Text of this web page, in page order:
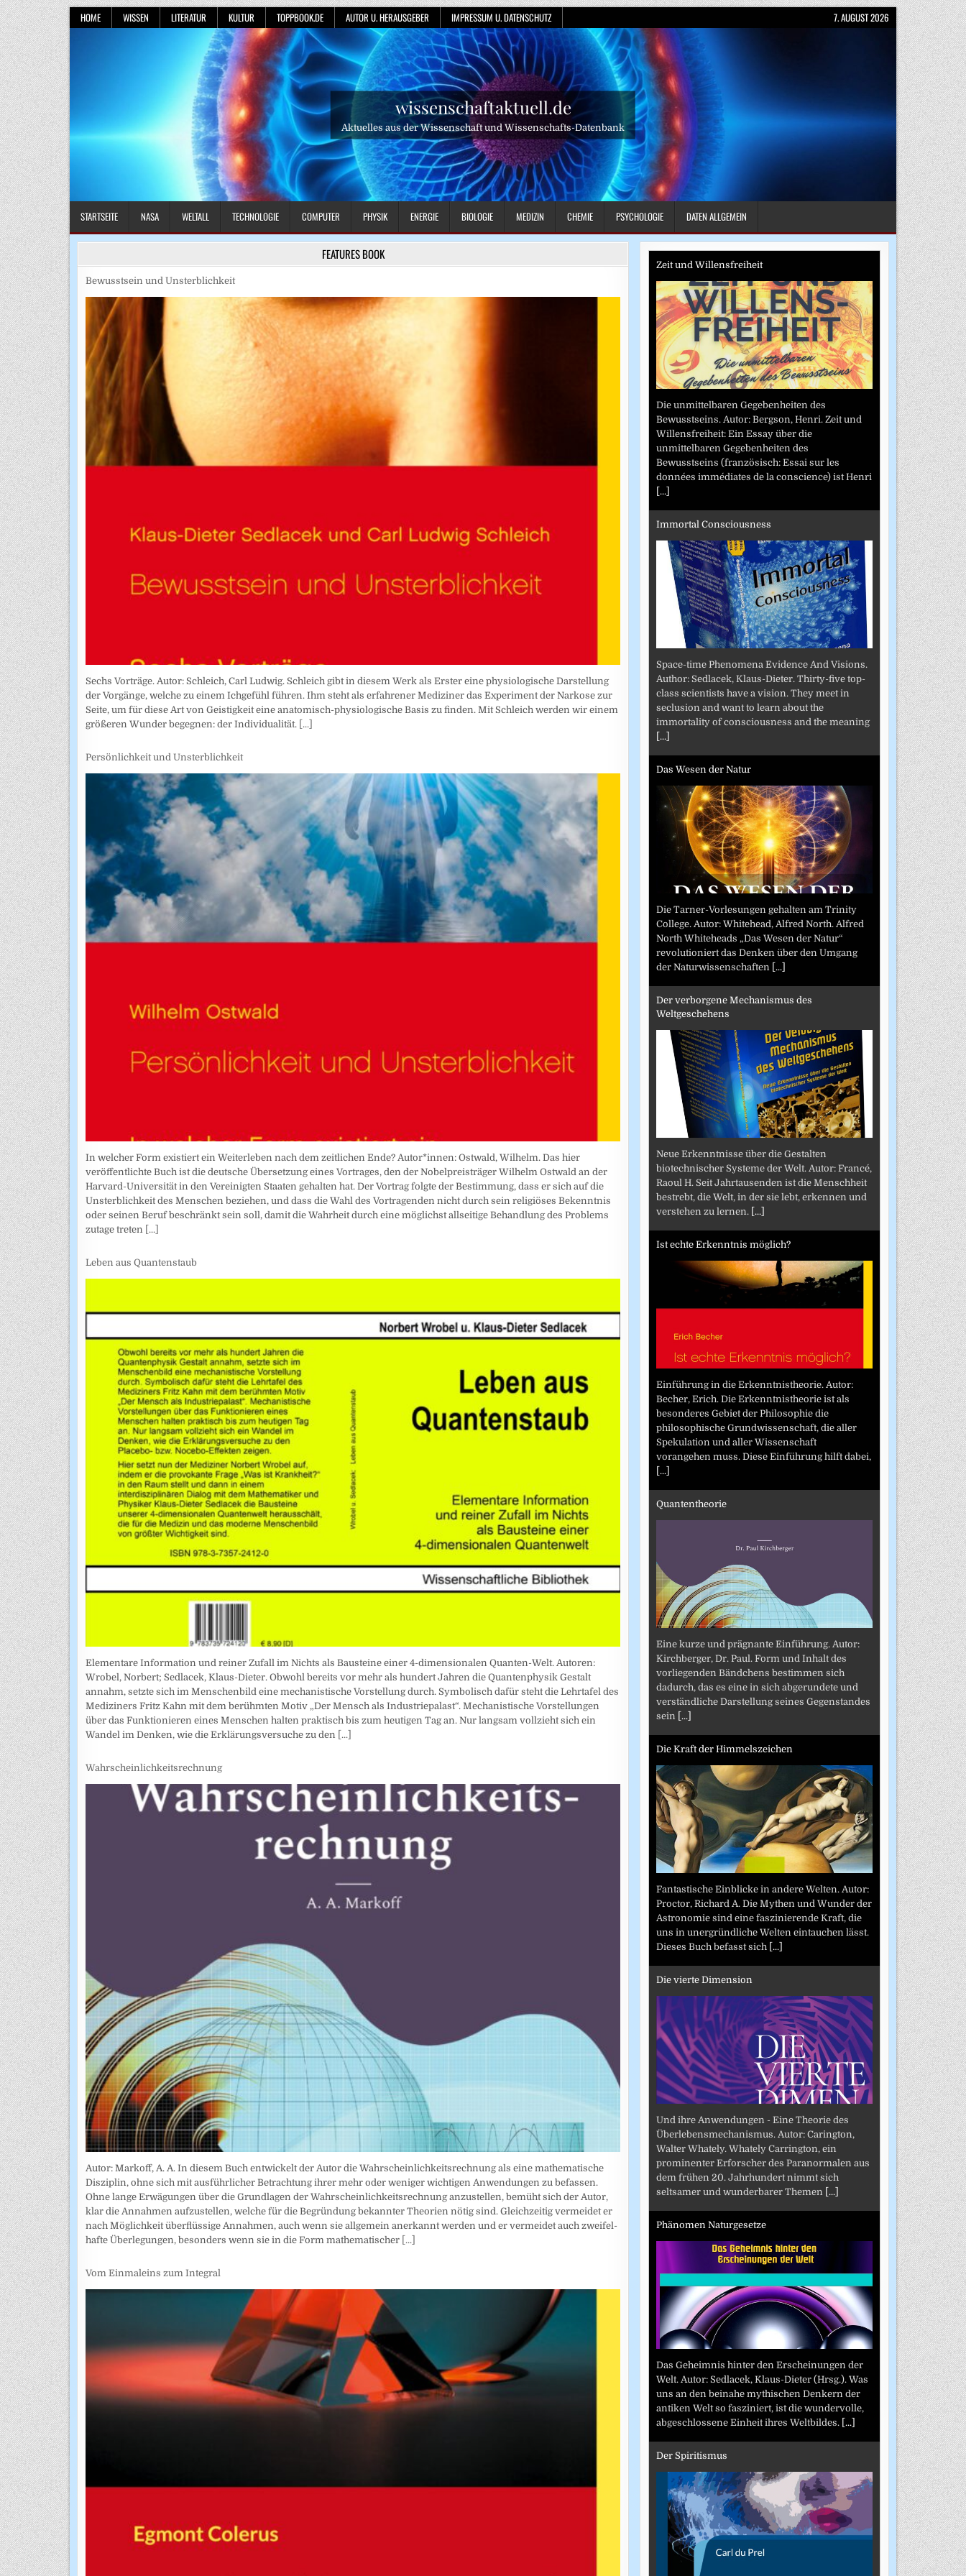
Skip
to
content
HOME WISSEN LITERATUR KULTUR TOPPBOOK.DE AUTOR U. HERAUSGEBER IMPRESSUM U. DATENSCHUTZ 7. AUGUST 2026
wissenschaftaktuell.de
Aktuelles aus der Wissenschaft und Wissenschafts-Datenbank
STARTSEITE NASA WELTALL TECHNOLOGIE COMPUTER PHYSIK ENERGIE BIOLOGIE MEDIZIN CHEMIE PSYCHOLOGIE DATEN ALLGEMEIN
FEATURES BOOK
Bewusstsein und Unsterblichkeit
Sechs Vorträge. Autor: Schleich, Carl Ludwig. Schleich gibt in diesem Werk als Erster eine physiologische Darstellung
der Vorgänge, welche zu einem Ichgefühl führen. Ihm steht als erfahrener Mediziner das Experiment der Narkose zur
Seite, um für diese Art von Geistigkeit eine anatomisch-physiologische Basis zu finden. Mit Schleich werden wir einem
größeren Wunder begegnen: der Individualität. [...]
Persönlichkeit und Unsterblichkeit
In welcher Form existiert ein Weiterleben nach dem zeitlichen Ende? Autor*innen: Ostwald, Wilhelm. Das hier
veröffentlichte Buch ist die deutsche Übersetzung eines Vortrages, den der Nobelpreisträger Wilhelm Ostwald an der
Harvard-Universität in den Vereinigten Staaten gehalten hat. Der Vortrag folgte der Bestimmung, dass er sich auf die
Unsterblichkeit des Menschen beziehen, und dass die Wahl des Vortragenden nicht durch sein religiöses Bekenntnis
oder seinen Beruf beschränkt sein soll, damit die Wahrheit durch eine möglichst allseitige Behandlung des Problems
zutage treten [...]
Leben aus Quantenstaub
Elementare Information und reiner Zufall im Nichts als Bausteine einer 4-dimensionalen Quanten-Welt. Autoren:
Wrobel, Norbert; Sedlacek, Klaus-Dieter. Obwohl bereits vor mehr als hundert Jahren die Quantenphysik Gestalt
annahm, setzte sich im Menschenbild eine mechanistische Vorstellung durch. Symbolisch dafür steht die Lehrtafel des
Mediziners Fritz Kahn mit dem berühmten Motiv „Der Mensch als Industriepalast“. Mechanistische Vorstellungen
über das Funktionieren eines Menschen halten praktisch bis zum heutigen Tag an. Nur langsam vollzieht sich ein
Wandel im Denken, wie die Erklärungsversuche zu den [...]
Wahrscheinlichkeitsrechnung
Autor: Markoff, A. A. In diesem Buch entwickelt der Autor die Wahrscheinlichkeitsrechnung als eine mathematische
Disziplin, ohne sich mit ausführlicher Betrachtung ihrer mehr oder weniger wichtigen Anwendungen zu befassen.
Ohne lange Erwägungen über die Grundlagen der Wahrscheinlich­keitsrechnung anzustellen, bemüht sich der Autor,
klar die Annahmen auf­zustellen, welche für die Begründung bekannter Theorien nötig sind. Gleichzeitig vermeidet er
nach Möglichkeit überflüssige Annahmen, auch wenn sie allgemein anerkannt werden und er vermeidet auch zweifel­
hafte Überlegungen, besonders wenn sie in die Form mathematischer [...]
Vom Einmaleins zum Integral
Zeit und Willensfreiheit
Die unmittelbaren Gegebenheiten des
Bewusstseins. Autor: Bergson, Henri. Zeit und
Willensfreiheit: Ein Essay über die
unmittelbaren Gegebenheiten des
Bewusstseins (französisch: Essai sur les
données immédiates de la conscience) ist Henri
[...]
Immortal Consciousness
Space-time Phenomena Evidence And Visions.
Author: Sedlacek, Klaus-Dieter. Thirty-five top-
class scientists have a vision. They meet in
seclusion and want to learn about the
immortality of consciousness and the meaning
[...]
Das Wesen der Natur
Die Tarner-Vorlesungen gehalten am Trinity
College. Autor: Whitehead, Alfred North. Alfred
North Whiteheads „Das Wesen der Natur“
revolutioniert das Denken über den Umgang
der Naturwissenschaften [...]
Der verborgene Mechanismus des
Weltgeschehens
Neue Erkenntnisse über die Gestalten
biotechnischer Systeme der Welt. Autor: Francé,
Raoul H. Seit Jahrtausenden ist die Menschheit
bestrebt, die Welt, in der sie lebt, erkennen und
verstehen zu lernen. [...]
Ist echte Erkenntnis möglich?
Einführung in die Erkenntnistheorie. Autor:
Becher, Erich. Die Erkenntnistheorie ist als
besonderes Gebiet der Philosophie die
philosophische Grundwissenschaft, die aller
Spekulation und aller Wissenschaft
vorangehen muss. Diese Einführung hilft dabei,
[...]
Quantentheorie
Eine kurze und prägnante Einführung. Autor:
Kirchberger, Dr. Paul. Form und Inhalt des
vorliegenden Bändchens bestimmen sich
dadurch, das es eine in sich abgerundete und
verständliche Darstellung seines Gegenstandes
sein [...]
Die Kraft der Himmelszeichen
Fantastische Einblicke in andere Welten. Autor:
Proctor, Richard A. Die Mythen und Wunder der
Astronomie sind eine faszinierende Kraft, die
uns in unergründliche Welten eintauchen lässt.
Dieses Buch befasst sich [...]
Die vierte Dimension
Und ihre Anwendungen - Eine Theorie des
Überlebensmechanismus. Autor: Carington,
Walter Whately. Whately Carrington, ein
prominenter Erforscher des Paranormalen aus
dem frühen 20. Jahrhundert nimmt sich
seltsamer und wunderbarer Themen [...]
Phänomen Naturgesetze
Das Geheimnis hinter den Erscheinungen der
Welt. Autor: Sedlacek, Klaus-Dieter (Hrsg.). Was
uns an den beinahe mythischen Denkern der
antiken Welt so fasziniert, ist die wundervolle,
abgeschlossene Einheit ihres Weltbildes. [...]
Der Spiritismus